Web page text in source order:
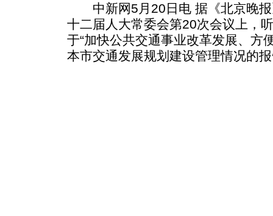
中新网5月20日电 据《北京晚报
十二届人大常委会第20次会议上，
于“加快公共交通事业改革发展、方
本市交通发展规划建设管理情况的